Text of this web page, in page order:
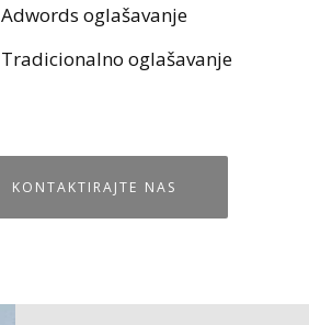
Adwords oglašavanje
Tradicionalno oglašavanje
KONTAKTIRAJTE NAS